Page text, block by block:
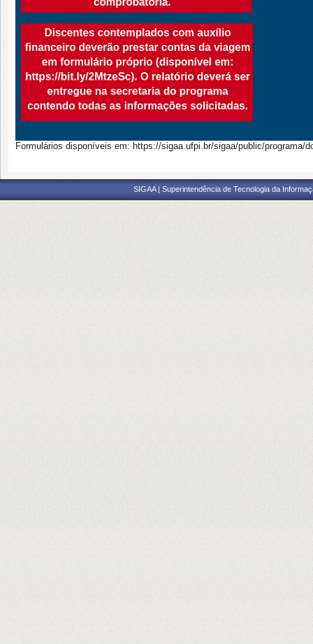
Formulários disponíveis em: https://sigaa.ufpi.br/sigaa/public/programa/
SIGAA | Superintendência de Tecnologia da